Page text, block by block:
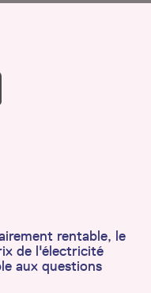
rentable, le
de l'électricité
aux questions